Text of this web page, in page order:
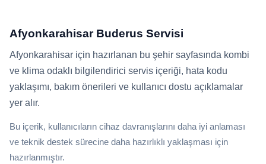
Afyonkarahisar Buderus Servisi
Afyonkarahisar için hazırlanan bu şehir sayfasında kombi
ve klima odaklı bilgilendirici servis içeriği, hata kodu
yaklaşımı, bakım önerileri ve kullanıcı dostu açıklamalar
yer alır.
Bu içerik, kullanıcıların cihaz davranışlarını daha iyi anlaması
ve teknik destek sürecine daha hazırlıklı yaklaşması için
hazırlanmıştır.